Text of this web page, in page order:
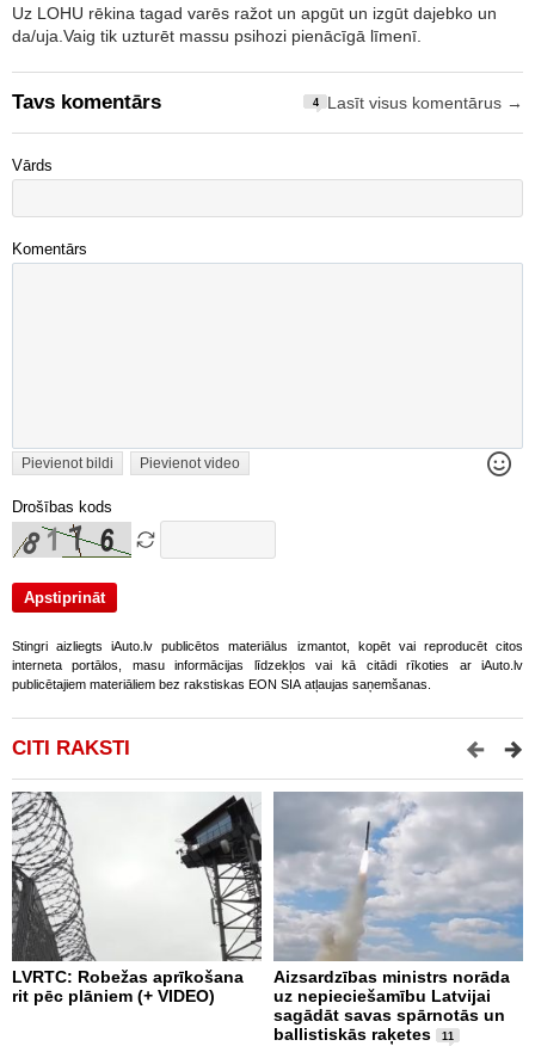
Uz LOHU rēkina tagad varēs ražot un apgūt un izgūt dajebko un
da/uja.Vaig tik uzturēt massu psihozi pienācīgā līmenī.
Tavs komentārs 4 Lasīt visus komentārus →
Vārds
Komentārs
Pievienot bildi Pievienot video
Drošības kods
Stingri aizliegts iAuto.lv publicētos materiālus izmantot, kopēt vai reproducēt citos
interneta portālos, masu informācijas līdzekļos vai kā citādi rīkoties ar iAuto.lv
publicētajiem materiāliem bez rakstiskas EON SIA atļaujas saņemšanas.
CITI RAKSTI
LVRTC: Robežas aprīkošana
rit pēc plāniem (+ VIDEO)
Aizsardzības ministrs norāda
uz nepieciešamību Latvijai
sagādāt savas spārnotās un
ballistiskās raķetes
11